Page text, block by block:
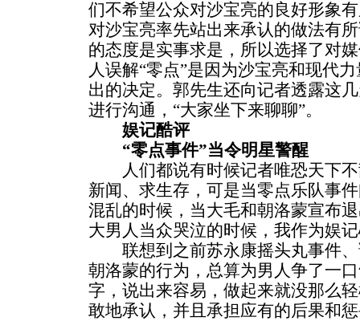
们不希望公众对沙宝亮的良好形象
对沙宝亮率先站出来承认的做法有
的态度是实事求是，所以选择了对
人误解“零点”是因为沙宝亮和现代
出的决定。郭先生还向记者透露这
进行沟通，“大家坐下来聊聊”。
娱记酷评
“零点事件”当令明星警醒
人们都说有时候记者唯恐天下不
新闻、求生存，可是当零点乐队事
混乱的时候，当大毛和朝洛蒙宣布
大男人当众哭泣的时候，我作为娱
联想到之前苏永康摇头丸事件、
朝洛蒙的行为，总算为男人争了一
字，说出来容易，做起来就没那么
敢地承认，并且承担应有的后果和